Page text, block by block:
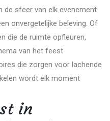
de sfeer van elk evenement
onvergetelijke beleving. Of
die de ruimte opfleuren,
van het feest
die zorgen voor lachende
wordt elk moment
in